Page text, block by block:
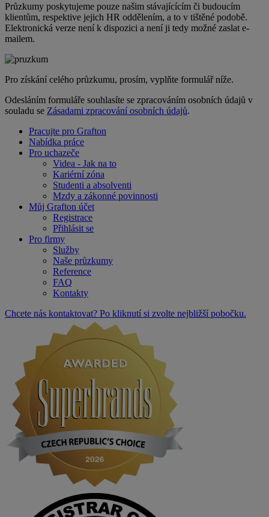
Průzkumy poskytujeme pouze našim stávajícícím či budoucím
klientům, respektive jejich HR oddělením, a to v tištěné podobě.
Elektronická verze není k dispozici a není ji tedy možné zaslat e-
mailem.
Pro získání celého průzkumu, prosím, vyplňte formulář níže.
Odesláním formuláře souhlasíte se zpracováním osobních údajů v
souladu se Zásadami zpracování osobních údajů.
Pracujte pro Grafton
Nabídka práce
Pro uchazeče
Videa - Jak na to
Kariérní zóna
Studenti a absolventi
Mzdy a zákonné povinnosti
Můj Grafton účet
Registrace
Přihlásit se
Pro firmy
Služby
Naše průzkumy
Reference
FAQ
Kontakty
Chcete nás kontaktovat? Po kliknutí si zvolte nejbližší pobočku.